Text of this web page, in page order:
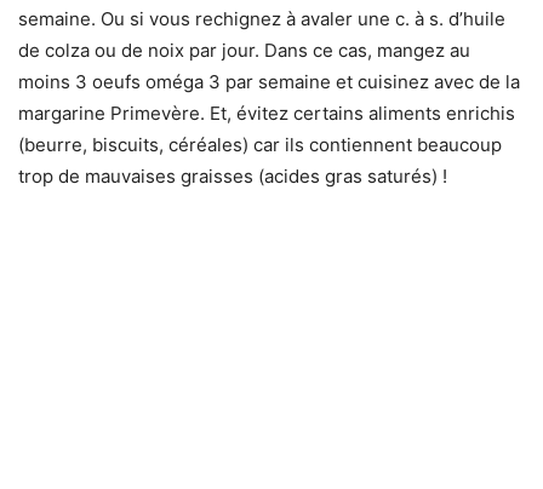
semaine. Ou si vous rechignez à avaler une c. à s. d’huile
de colza ou de noix par jour. Dans ce cas, mangez au
moins 3 oeufs oméga 3 par semaine et cuisinez avec de la
margarine Primevère. Et, évitez certains aliments enrichis
(beurre, biscuits, céréales) car ils contiennent beaucoup
trop de mauvaises graisses (acides gras saturés) !